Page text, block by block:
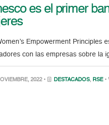
es el primer
Empowerment
con las empresas sobre la
2022 • DESTACADOS, RSE •